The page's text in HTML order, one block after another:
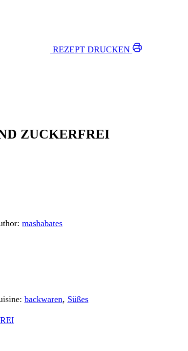
REZEPT DRUCKEN
ZUCKERFREI
mashabates
backwaren, Süßes